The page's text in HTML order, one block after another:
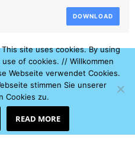
DOWNLOAD
site uses cookies. By using
of cookies. // Willkommen
Webseite verwendet Cookies.
stimmen Sie unserer
Cookies zu.
READ MORE